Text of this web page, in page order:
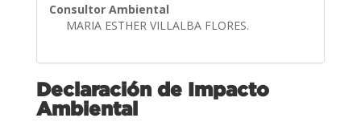
Consultor Ambiental
MARIA ESTHER VILLALBA FLORES.
Declaración de Impacto
Ambiental